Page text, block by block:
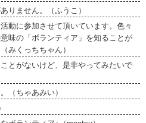
りません。（ふうこ）
動に参加させて頂いています。色々
味の「ボランティア」を知ることが
みくっちちゃん）
とがないけど、是非やってみたいで
（ちゃあみい）